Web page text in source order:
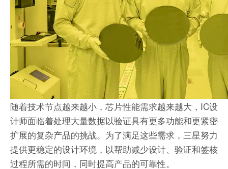
随着技术节点越来越小，芯片性能需求越来越大，IC设
计师面临着处理大量数据以验证具有更多功能和更紧密
扩展的复杂产品的挑战。为了满足这些需求，三星努力
提供更稳定的设计环境，以帮助减少设计、验证和签核
过程所需的时间，同时提高产品的可靠性。